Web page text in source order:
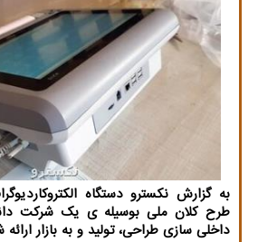
به گزارش نکسترو دستگاه
داخلی سازی طراحی، تولید و به بازار